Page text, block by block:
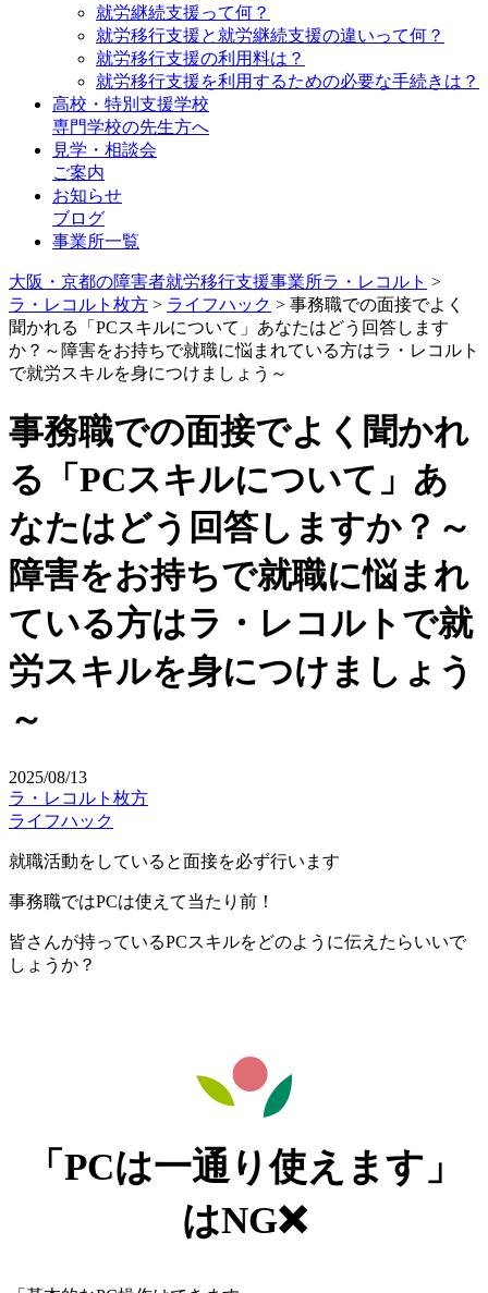
就労継続支援って何？
就労移行支援と就労継続支援の違いって何？
就労移行支援の利用料は？
就労移行支援を利用するための必要な手続きは？
高校・特別支援学校
専門学校の先生方へ
見学・相談会
ご案内
お知らせ
ブログ
事業所一覧
大阪・京都の障害者就労移行支援事業所ラ・レコルト >
ラ・レコルト枚方 > ライフハック > 事務職での面接でよく
聞かれる「PCスキルについて」あなたはどう回答します
か？～障害をお持ちで就職に悩まれている方はラ・レコルト
で就労スキルを身につけましょう～
事務職での面接でよく聞かれ
る「PCスキルについて」あ
なたはどう回答しますか？～
障害をお持ちで就職に悩まれ
ている方はラ・レコルトで就
労スキルを身につけましょう
～
2025/08/13
ラ・レコルト枚方
ライフハック
就職活動をしていると面接を必ず行います
事務職ではPCは使えて当たり前！
皆さんが持っているPCスキルをどのように伝えたらいいで
しょうか？
「PCは一通り使えます」
はNG❌